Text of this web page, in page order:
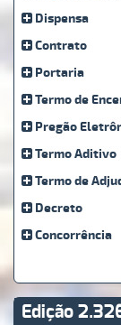
Dispensa
Contrato
Portaria
Termo de
Pregão
Termo Aditivo
Termo de
Decreto
Concorrência
Edição